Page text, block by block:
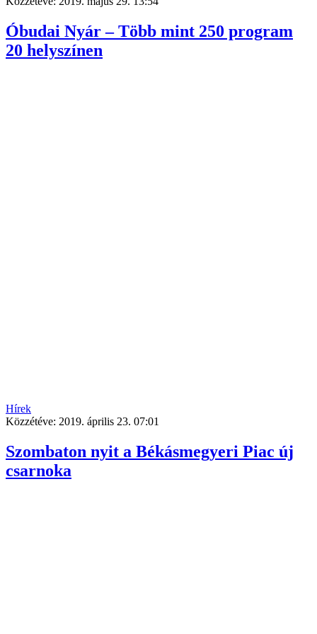
Óbudai Nyár – Több mint 250 program
20 helyszínen
Hírek
Közzétéve: 2019. április 23. 07:01
Szombaton nyit a Békásmegyeri Piac új
csarnoka